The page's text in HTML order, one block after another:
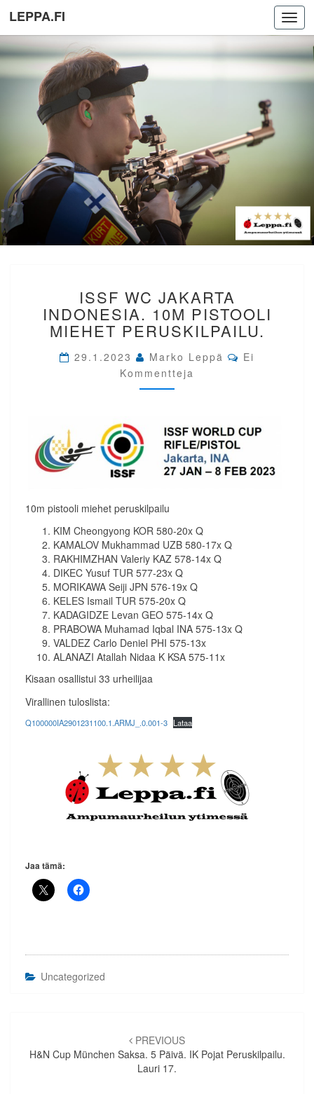
LEPPA.FI
WC
JAKARTA
INDONESIA.
10M
PISTOOLI
MIEHET
PERUSKILPAILU.
ISSF WC JAKARTA
INDONESIA. 10M PISTOOLI
MIEHET PERUSKILPAILU.
29.1.2023 Marko Leppä Comments
Ei
Kommentteja
10m pistooli miehet peruskilpailu
KIM Cheongyong KOR 580-20x Q
KAMALOV Mukhammad UZB 580-17x Q
RAKHIMZHAN Valeriy KAZ 578-14x Q
DIKEC Yusuf TUR 577-23x Q
MORIKAWA Seiji JPN 576-19x Q
KELES Ismail TUR 575-20x Q
KADAGIDZE Levan GEO 575-14x Q
PRABOWA Muhamad Iqbal INA 575-13x Q
VALDEZ Carlo Deniel PHI 575-13x
ALANAZI Atallah Nidaa K KSA 575-11x
Kisaan osallistui 33 urheilijaa
Virallinen tuloslista:
Q100000IA2901231100.1.ARMJ_.0.001-3 Lataa
Jaa tämä:
Uncategorized
selaus
PREVIOUS
H&N Cup München Saksa. 5 Päivä. IK Pojat Peruskilpailu.
Lauri 17.